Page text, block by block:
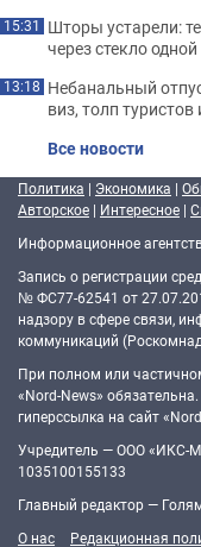
15:31 Шторы устарели:
через стекло
13:18 Небанальный
виз, толп
Все новости
Политика | Экономика |
Авторское | Интересное |
Информационное
Запись о регистрации
№ ФС77-62541 от
надзору в сфере связи,
коммуникаций
При полном или
«Nord-News»
гиперссылка на сайт
Учредитель — ООО «ИКС-
1035100155133
Главный редактор —
О нас
Редакционная